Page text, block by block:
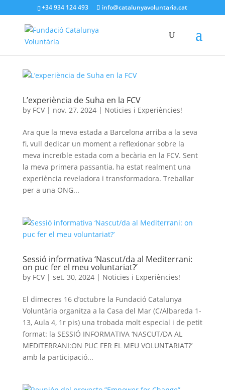
+34 934 124 493 info@catalunyavoluntaria.cat
L’experiència de Suha en la FCV
by FCV| nov. 27, 2024| Noticies i Experiències!
Ara que la meva estada a Barcelona arriba a la seva
fi, vull dedicar un moment a reflexionar sobre la
meva increïble estada com a becària en la FCV. Sent
la meva primera passantia, ha estat realment una
experiència reveladora i transformadora. Treballar
per a una ONG...
Sessió informativa ‘Nascut/da al Mediterrani:
on puc fer el meu voluntariat?’
by FCV| set. 30, 2024| Noticies i Experiències!
El dimecres 16 d’octubre la Fundació Catalunya
Voluntària organitza a la Casa del Mar (C/Albareda 1-
13, Aula 4, 1r pis) una trobada molt especial i de petit
format: la SESSIÓ INFORMATIVA ‘NASCUT/DA AL
MEDITERRANI:ON PUC FER EL MEU VOLUNTARIAT?’
amb la participació...